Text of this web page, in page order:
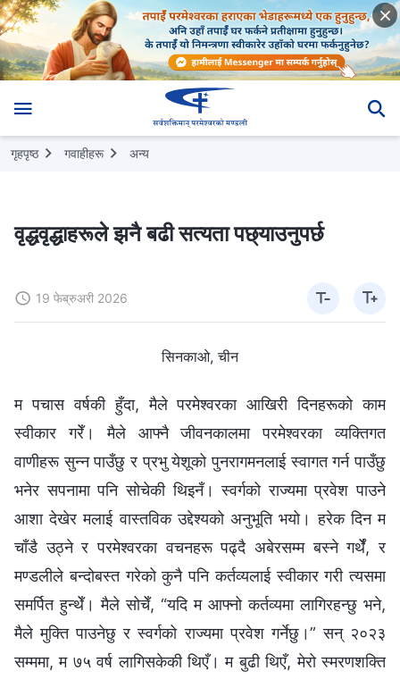
गृहपृष्ठ गवाहीहरू अन्य
वृद्धवृद्धाहरूले झनै बढी सत्यता पछ्याउनुपर्छ
19 फेब्रुअरी 2026
सिनकाओ, चीन
म पचास वर्षकी हुँदा, मैले परमेश्‍वरका आखिरी दिनहरूको काम
स्वीकार गरेँ। मैले आफ्नै जीवनकालमा परमेश्‍वरका व्यक्तिगत
वाणीहरू सुन्न पाउँछु र प्रभु येशूको पुनरागमनलाई स्वागत गर्न पाउँछु
भनेर सपनामा पनि सोचेकी थिइनँ। स्वर्गको राज्यमा प्रवेश पाउने
आशा देखेर मलाई वास्तविक उद्देश्यको अनुभूति भयो। हरेक दिन म
चाँडै उठ्ने र परमेश्‍वरका वचनहरू पढ्दै अबेरसम्म बस्ने गर्थेँ, र
मण्डलीले बन्दोबस्त गरेको कुनै पनि कर्तव्यलाई स्वीकार गरी त्यसमा
समर्पित हुन्थेँ। मैले सोचेँ, “यदि म आफ्नो कर्तव्यमा लागिरहन्छु भने,
मैले मुक्ति पाउनेछु र स्वर्गको राज्यमा प्रवेश गर्नेछु।” सन् २०२३
सम्ममा, म ७५ वर्ष लागिसकेकी थिएँ। म बुढी थिएँ, मेरो स्मरणशक्ति